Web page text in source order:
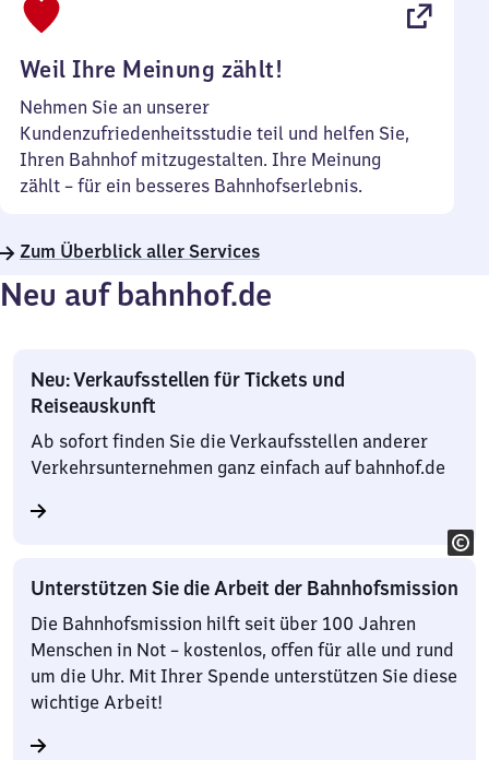
Weil Ihre Meinung zählt!
Nehmen Sie an unserer
Kundenzufriedenheitsstudie teil und helfen Sie,
Ihren Bahnhof mitzugestalten. Ihre Meinung
zählt – für ein besseres Bahnhofserlebnis.
Zum Überblick aller Services
Neu auf bahnhof.de
Neu: Verkaufsstellen für Tickets und
Reiseauskunft
Ab sofort finden Sie die Verkaufsstellen anderer
Verkehrsunternehmen ganz einfach auf bahnhof.de
Unterstützen Sie die Arbeit der Bahnhofsmission
Die Bahnhofsmission hilft seit über 100 Jahren
Menschen in Not – kostenlos, offen für alle und rund
um die Uhr. Mit Ihrer Spende unterstützen Sie diese
wichtige Arbeit!